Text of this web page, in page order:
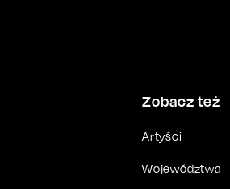
Zobacz też
Artyści
Województwa